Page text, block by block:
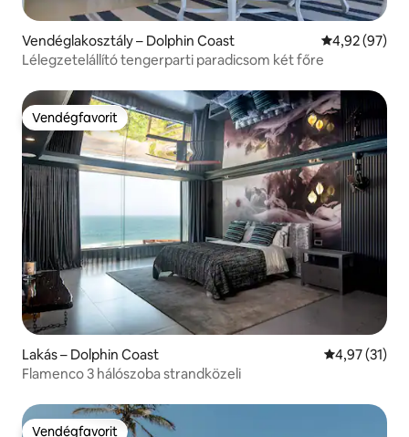
Vendéglakosztály – Dolphin Coast Átlagos
4,92 (97)
Lélegzetelállító tengerparti paradicsom két főre
Vendégfavorit
Vendégfavorit
Lakás – Dolphin Coast Átlagos
4,97 (31)
Flamenco 3 hálószoba strandközeli
Vendégfavorit